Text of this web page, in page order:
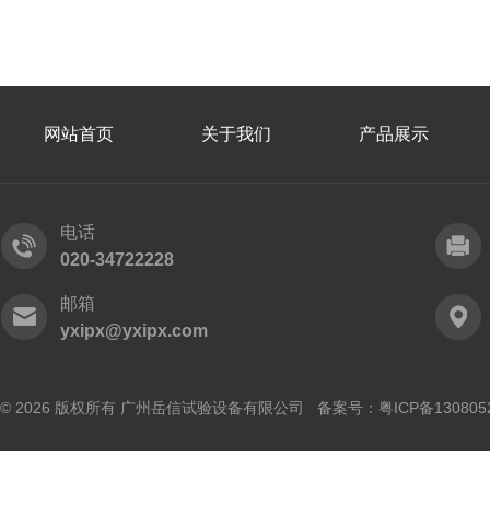
网站首页 关于我们 产品展示
电话
020-34722228
邮箱
yxipx@yxipx.com
© 2026 版权所有 广州岳信试验设备有限公司 备案号： 粤ICP备